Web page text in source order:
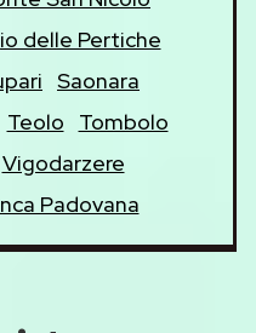
delle Pertiche
Saonara
Teolo
Tombolo
Vigodarzere
Padovana